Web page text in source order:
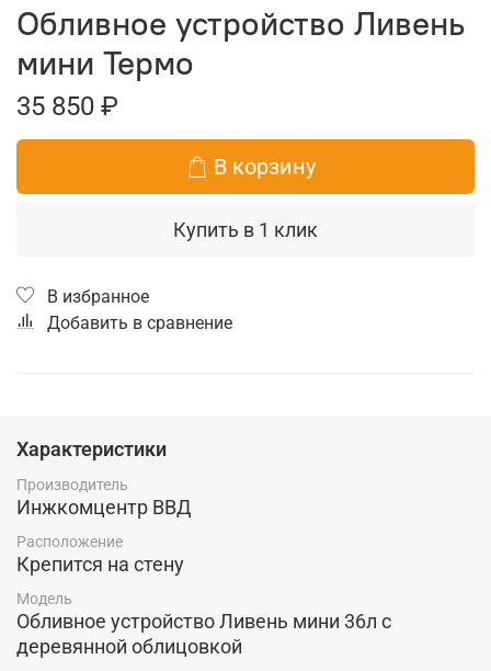
Обливное устройство Ливень
мини Термо
35 850 ₽
В корзину
Купить в 1 клик
В избранное
Добавить в сравнение
Характеристики
Производитель
Инжкомцентр ВВД
Расположение
Крепится на стену
Модель
Обливное устройство Ливень мини 36л с
деревянной облицовкой